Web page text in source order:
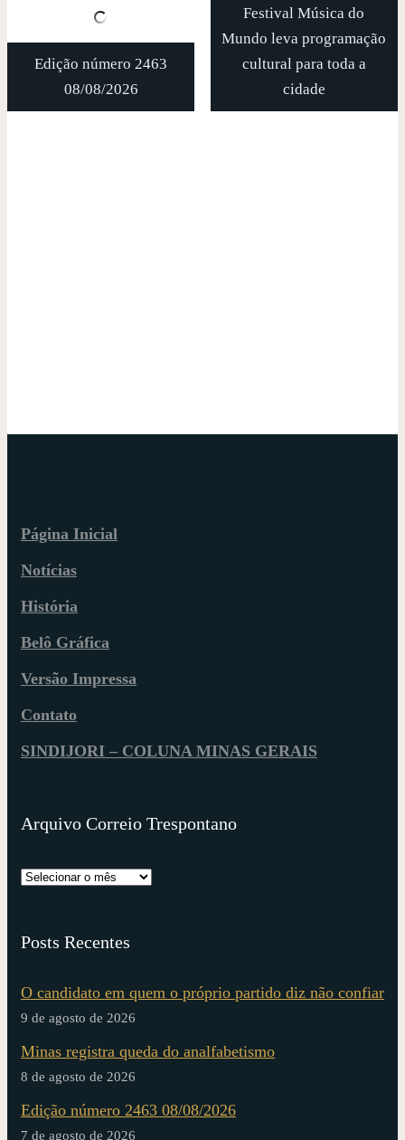
Edição número 2463
08/08/2026
Festival Música do
Mundo leva programação
cultural para toda a
cidade
Página Inicial
Notícias
História
Belô Gráfica
Versão Impressa
Contato
SINDIJORI – COLUNA MINAS GERAIS
Arquivo Correio Trespontano
Posts Recentes
O candidato em quem o próprio partido diz não confiar
9 de agosto de 2026
Minas registra queda do analfabetismo
8 de agosto de 2026
Edição número 2463 08/08/2026
7 de agosto de 2026